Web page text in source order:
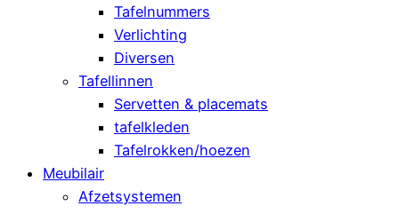
Tafelnummers
Verlichting
Diversen
Tafellinnen
Servetten & placemats
tafelkleden
Tafelrokken/hoezen
Meubilair
Afzetsystemen